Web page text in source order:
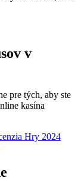
v
pre tých, aby ste
kasína
Hry 2024